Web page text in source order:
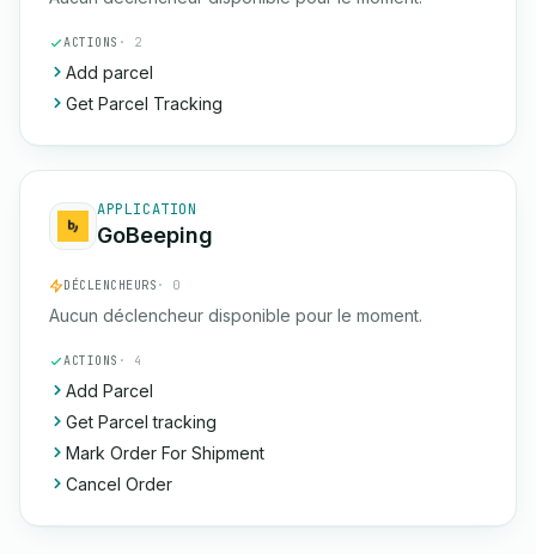
ACTIONS · 2
Add parcel
Get Parcel Tracking
APPLICATION
GoBeeping
DÉCLENCHEURS · 0
Aucun déclencheur disponible pour le moment.
ACTIONS · 4
Add Parcel
Get Parcel tracking
Mark Order For Shipment
Cancel Order